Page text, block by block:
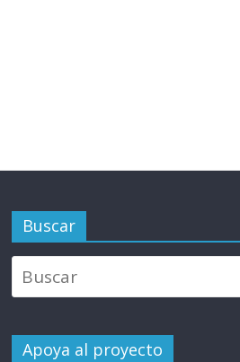
Buscar
Apoya al proyecto